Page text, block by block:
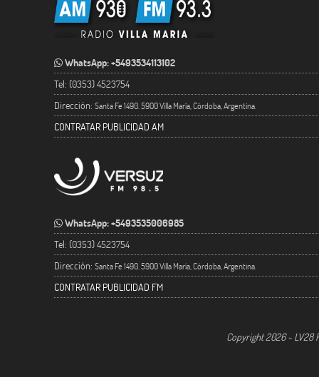
WhatsApp: +5493534113102
Tel: (0353) 4523754
Dirección: Santa Fe 1490. 5900 Villa María, Córdoba, Argentina.
CONTRATAR PUBLICIDAD AM
WhatsApp: +5493535006985
Tel: (0353) 4523754
Dirección: Santa Fe 1490. 5900 Villa María, Córdoba, Argentina.
CONTRATAR PUBLICIDAD FM
Copyright 2026 - LV28